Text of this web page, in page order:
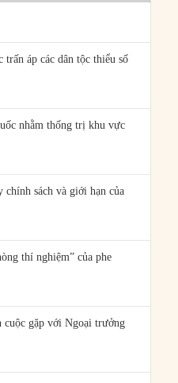
áp các dân tộc thiểu số
nhằm thống trị khu vực
sách và giới hạn của
thí nghiệm” của phe
cuộc gặp với Ngoại trưởng